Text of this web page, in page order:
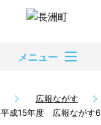
メニュー
広報ながす
平成15年度 広報ながす6